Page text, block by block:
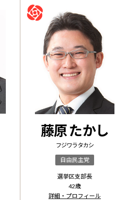
藤原 たかし
フジワラ タカシ
自由民主党
選挙区支部長
42歳
詳細・プロフィール